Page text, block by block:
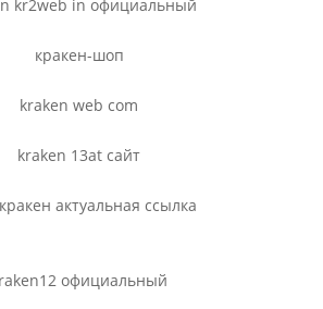
kr2web in официальный
кракен-шоп
kraken web com
kraken 13at сайт
актуальная ссылка
официальный